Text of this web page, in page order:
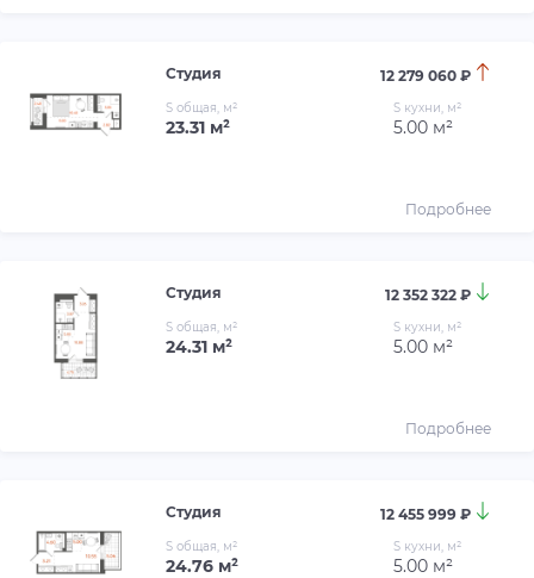
Студия 12 279 060 ₽
S общая, м²
23.31 м²
S кухни, м²
5.00 м²
Подробнее
Студия 12 352 322 ₽
S общая, м²
24.31 м²
S кухни, м²
5.00 м²
Подробнее
Студия 12 455 999 ₽
S общая, м²
24.76 м²
S кухни, м²
5.00 м²